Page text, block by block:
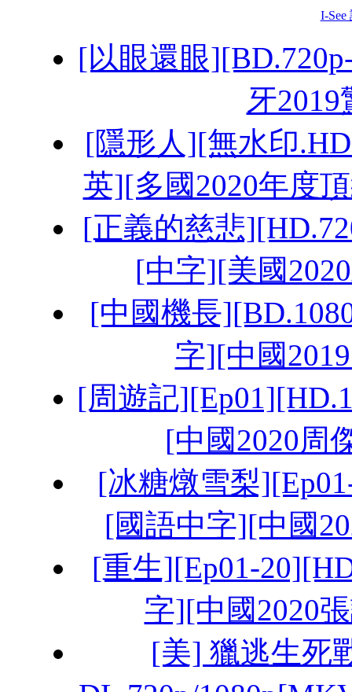
I-See
[以眼還眼
牙2019
[隱形人][無水印
英][多國2020年度
[正義的慈悲
[中字][美國
[中國機長
字][中國
[周遊記
[中國2020周
[冰糖燉雪梨
[國語中字][中國
[重生][Ep01-
字][中國2020
[美] 獵逃生死